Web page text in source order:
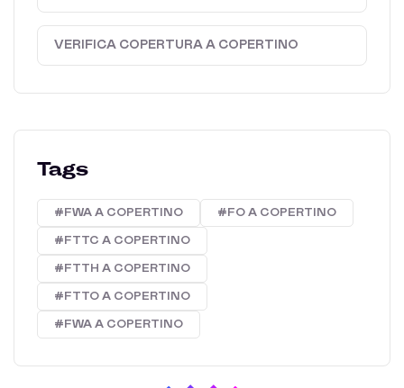
VERIFICA COPERTURA A COPERTINO
Tags
#FWA A COPERTINO #FO A COPERTINO
#FTTC A COPERTINO
#FTTH A COPERTINO
#FTTO A COPERTINO
#FWA A COPERTINO